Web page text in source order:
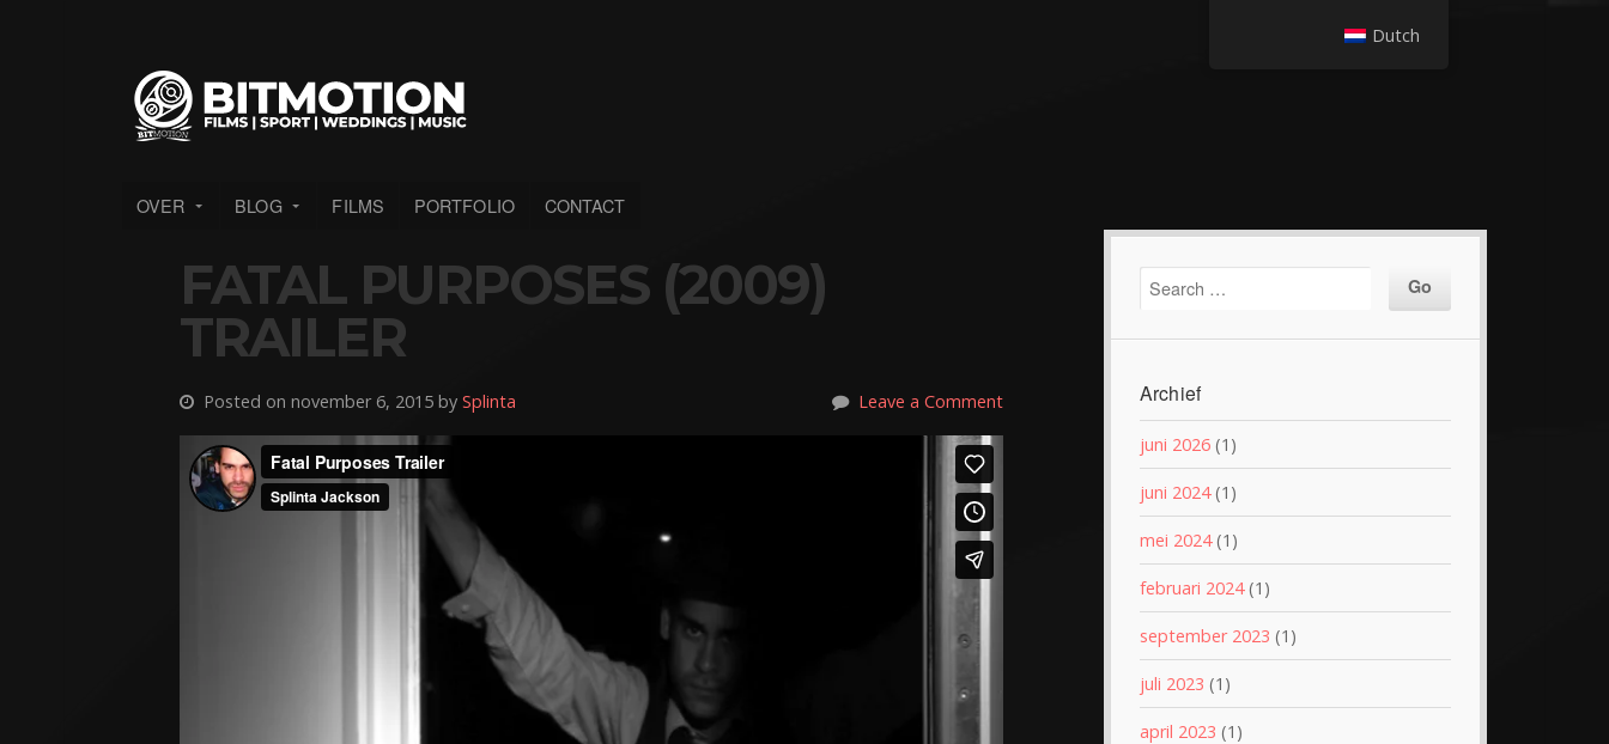
OVER BLOG FILMS PORTFOLIO CONTACT
FATAL PURPOSES (2009)
TRAILER
Posted on november 6, 2015 by Splinta Leave a Comment Archief
juni 2026(1)
juni 2024(1)
mei 2024(1)
februari 2024(1)
september 2023 (1)
juli 2023 (1)
april 2023 (1)
Dutch